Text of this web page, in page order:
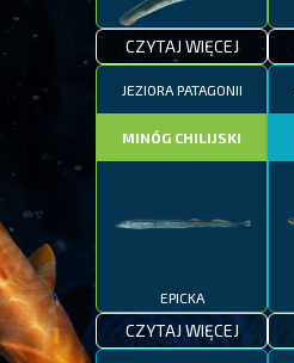
EPICKA
CZYTAJ WIĘCEJ
JEZIORA PATAGONII
MINÓG CHILIJSKI
EPICKA
CZYTAJ WIĘCEJ